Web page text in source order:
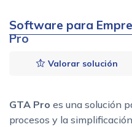
Software para
Pro
Valorar solución
GTA Pro es una solución
procesos y la